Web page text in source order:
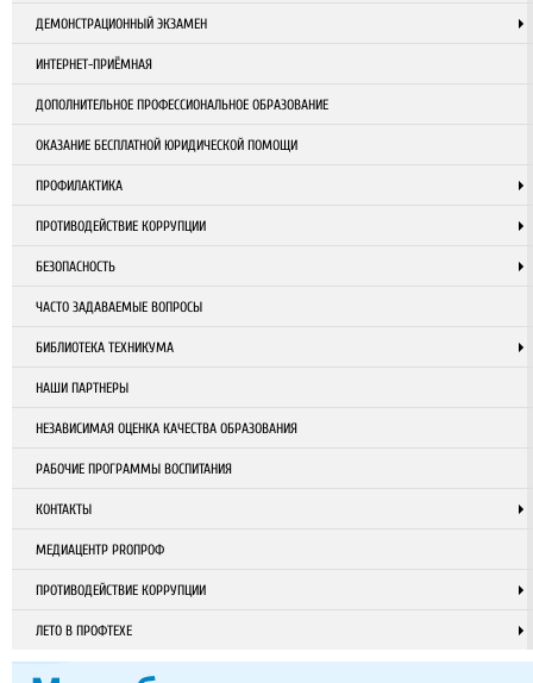
ДЕМОНСТРАЦИОННЫЙ ЭКЗАМЕН
ИНТЕРНЕТ-ПРИЁМНАЯ
ДОПОЛНИТЕЛЬНОЕ ПРОФЕССИОНАЛЬНОЕ ОБРАЗОВАНИЕ
ОКАЗАНИЕ БЕСПЛАТНОЙ ЮРИДИЧЕСКОЙ ПОМОЩИ
ПРОФИЛАКТИКА
ПРОТИВОДЕЙСТВИЕ КОРРУПЦИИ
БЕЗОПАСНОСТЬ
ЧАСТО ЗАДАВАЕМЫЕ ВОПРОСЫ
БИБЛИОТЕКА ТЕХНИКУМА
НАШИ ПАРТНЕРЫ
НЕЗАВИСИМАЯ ОЦЕНКА КАЧЕСТВА ОБРАЗОВАНИЯ
РАБОЧИЕ ПРОГРАММЫ ВОСПИТАНИЯ
КОНТАКТЫ
МЕДИАЦЕНТР PROПРОФ
ПРОТИВОДЕЙСТВИЕ КОРРУПЦИИ
ЛЕТО В ПРОФТЕХЕ